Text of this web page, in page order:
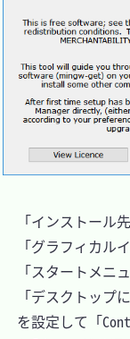
「インストール先
「グラフィカル
「スタートメニ
「デスクトップ
を設定して「